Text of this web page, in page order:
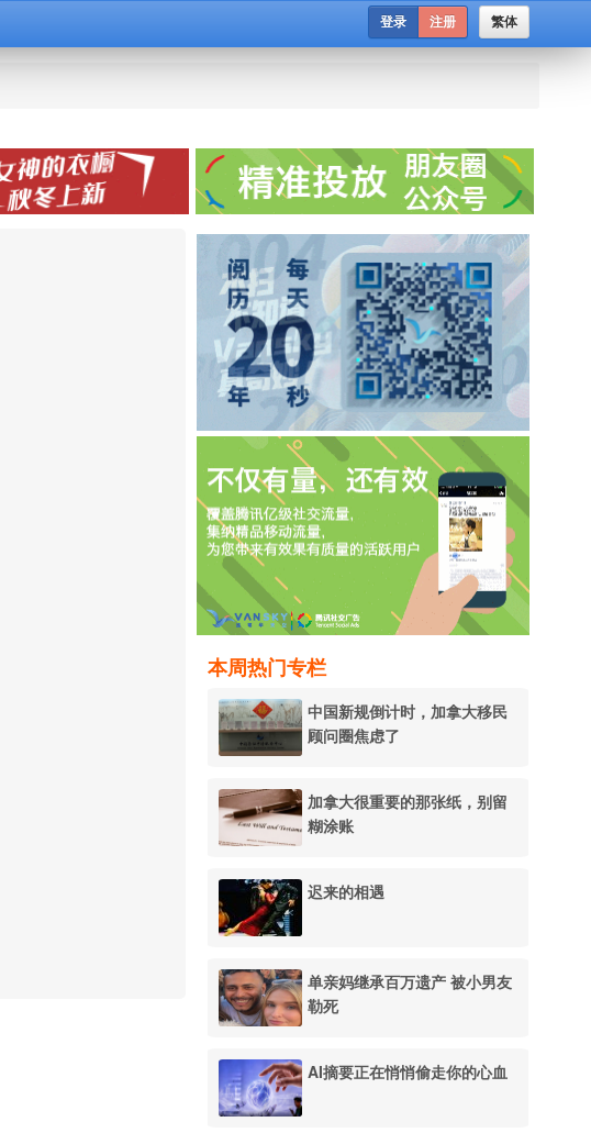
繁体
登录 注册
本周热门专栏
中国新规倒计时，加拿大移民
顾问圈焦虑了
加拿大很重要的那张纸，别留
糊涂账
迟来的相遇
单亲妈继承百万遗产 被小男友
勒死
AI摘要正在悄悄偷走你的心血